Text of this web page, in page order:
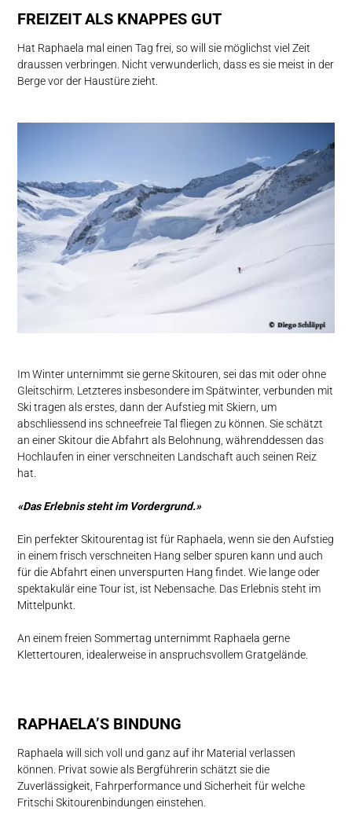
FREIZEIT ALS KNAPPES GUT
Hat Raphaela mal einen Tag frei, so will sie möglichst viel Zeit
draussen verbringen. Nicht verwunderlich, dass es sie meist in der
Berge vor der Haustüre zieht.
Im Winter unternimmt sie gerne Skitouren, sei das mit oder ohne
Gleitschirm. Letzteres insbesondere im Spätwinter, verbunden mit
Ski tragen als erstes, dann der Aufstieg mit Skiern, um
abschliessend ins schneefreie Tal fliegen zu können. Sie schätzt
an einer Skitour die Abfahrt als Belohnung, währenddessen das
Hochlaufen in einer verschneiten Landschaft auch seinen Reiz
hat.
«Das Erlebnis steht im Vordergrund.»
Ein perfekter Skitourentag ist für Raphaela, wenn sie den Aufstieg
in einem frisch verschneiten Hang selber spuren kann und auch
für die Abfahrt einen unverspurten Hang findet. Wie lange oder
spektakulär eine Tour ist, ist Nebensache. Das Erlebnis steht im
Mittelpunkt.
An einem freien Sommertag unternimmt Raphaela gerne
Klettertouren, idealerweise in anspruchsvollem Gratgelände.
RAPHAELA’S BINDUNG
Raphaela will sich voll und ganz auf ihr Material verlassen
können. Privat sowie als Bergführerin schätzt sie die
Zuverlässigkeit, Fahrperformance und Sicherheit für welche
Fritschi Skitourenbindungen einstehen.